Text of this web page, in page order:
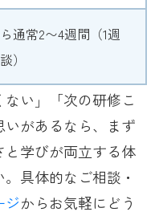
通常2〜4週間（1週
）
ない」「次の研修こ
があるなら、まず
と学びが両立する体
具体的なご相談・
ジからお気軽にどう